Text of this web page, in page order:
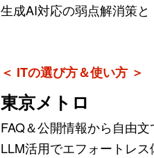
生成AI対応の弱点解消策
＜ ITの選び方＆使い方 ＞
東京メトロ
FAQ＆公開情報から自由
LLM活用でエフォートレ